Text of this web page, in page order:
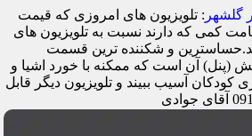
گلشهر : تلویزیون های امروزی که قیمت
کمی که دارند نسبت به تلویزیون های
و شکننده ترین قسمت
(پنل) آن است که ممکنه با خورد اشیا و
کودکان آسیب ببیند و تلویزیون دیگر قابل